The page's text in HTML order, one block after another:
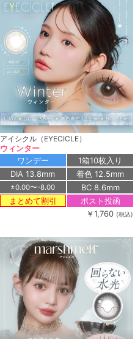
アイシクル（EYECICLE）
ウィンター
ワンデー
1箱10枚入り
DIA 13.8mm
着色 12.5mm
±0.00〜-8.00
BC 8.6mm
まとめて割引
ポスト投函
￥1,760 (税込)